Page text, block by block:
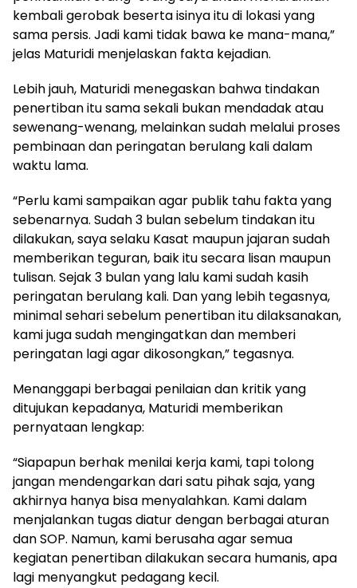
kembali gerobak beserta isinya itu di lokasi yang
sama persis. Jadi kami tidak bawa ke mana-mana,”
jelas Maturidi menjelaskan fakta kejadian.
Lebih jauh, Maturidi menegaskan bahwa tindakan
penertiban itu sama sekali bukan mendadak atau
sewenang-wenang, melainkan sudah melalui proses
pembinaan dan peringatan berulang kali dalam
waktu lama.
“Perlu kami sampaikan agar publik tahu fakta yang
sebenarnya. Sudah 3 bulan sebelum tindakan itu
dilakukan, saya selaku Kasat maupun jajaran sudah
memberikan teguran, baik itu secara lisan maupun
tulisan. Sejak 3 bulan yang lalu kami sudah kasih
peringatan berulang kali. Dan yang lebih tegasnya,
minimal sehari sebelum penertiban itu dilaksanakan,
kami juga sudah mengingatkan dan memberi
peringatan lagi agar dikosongkan,” tegasnya.
Menanggapi berbagai penilaian dan kritik yang
ditujukan kepadanya, Maturidi memberikan
pernyataan lengkap:
“Siapapun berhak menilai kerja kami, tapi tolong
jangan mendengarkan dari satu pihak saja, yang
akhirnya hanya bisa menyalahkan. Kami dalam
menjalankan tugas diatur dengan berbagai aturan
dan SOP. Namun, kami berusaha agar semua
kegiatan penertiban dilakukan secara humanis, apa
lagi menyangkut pedagang kecil.